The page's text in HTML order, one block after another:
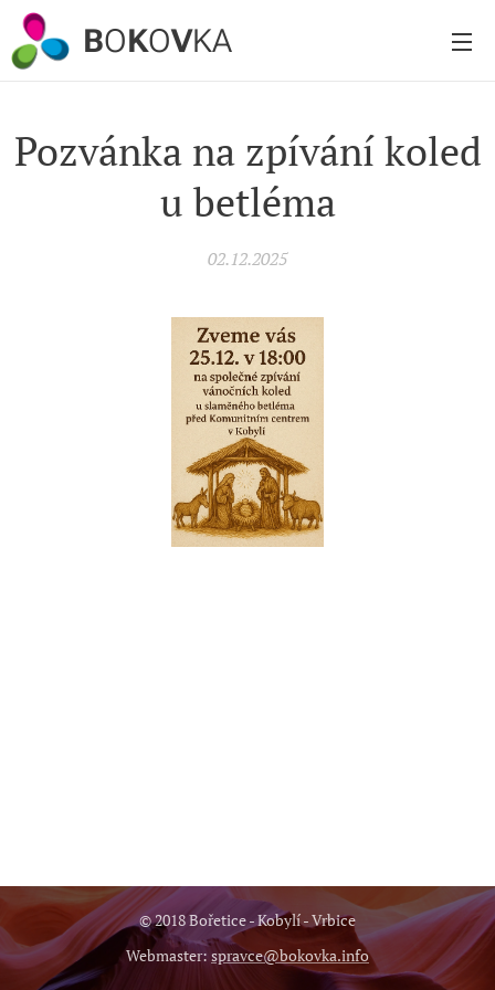
BOKOVKA
Pozvánka na zpívání koled
u betléma
02.12.2025
© 2018 Bořetice - Kobylí - Vrbice
Webmaster: spravce@bokovka.info